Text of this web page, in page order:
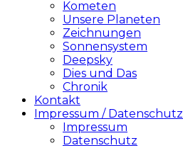
Kometen
Unsere Planeten
Zeichnungen
Sonnensystem
Deepsky
Dies und Das
Chronik
Kontakt
Impressum / Datenschutz
Impressum
Datenschutz